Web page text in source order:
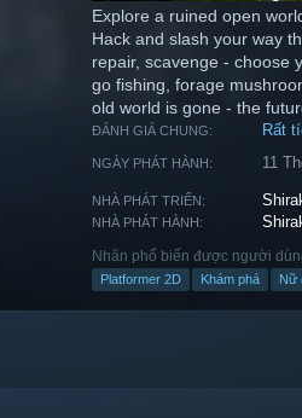
Explore a ruined open
Hack and slash your way
repair, scavenge - choose
go fishing, forage
old world is gone - the
ĐÁNH GIÁ CHUNG: Rất
NGÀY PHÁT HÀNH: 11
NHÀ PHÁT TRIỂN:
NHÀ PHÁT HÀNH:
Nhãn phổ biến được người
Platformer 2D Khám phá Nữ